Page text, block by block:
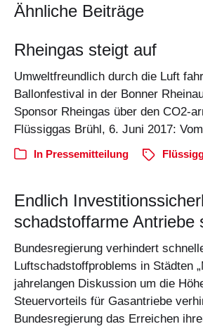
Ähnliche Beiträge
Rheingas steigt auf
Umweltfreundlich durch die Luft
Ballonfestival in der Bonner
Sponsor Rheingas über den CO2-
Flüssiggas Brühl, 6. Juni 2017:
In Pressemitteilung
Endlich
schadstoffarme Antriebe
Bundesregierung verhindert
Luftschadstoffproblems in Städten
jahrelangen Diskussion um die
Steuervorteils für Gasantriebe
Bundesregierung das Erreichen